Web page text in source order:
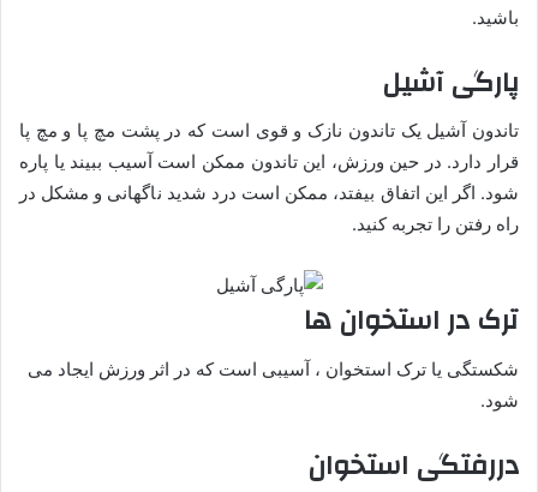
باشید.
پارگی آشیل
تاندون آشیل یک تاندون نازک و قوی است که در پشت مچ پا و مچ پا
قرار دارد. در حین ورزش، این تاندون ممکن است آسیب ببیند یا پاره
شود. اگر این اتفاق بیفتد، ممکن است درد شدید ناگهانی و مشکل در
راه رفتن را تجربه کنید.
ترک در استخوان ها
شکستگی یا ترک استخوان ، آسیبی است که در اثر ورزش ایجاد می
شود.
دررفتگی استخوان